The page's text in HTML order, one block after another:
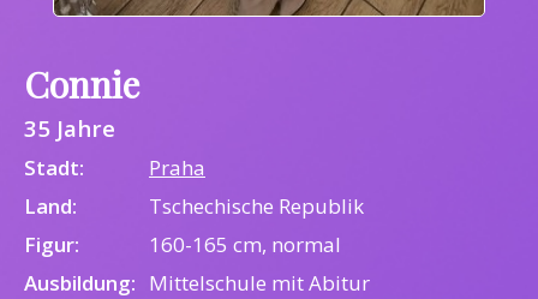
Connie
35 Jahre
Stadt:
Praha
Land:
Tschechische Republik
Figur:
160-165 cm, normal
Ausbildung: Mittelschule mit Abitur